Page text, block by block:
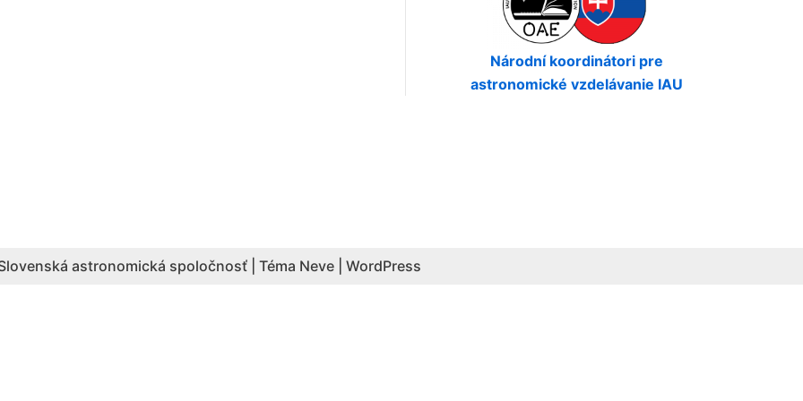
Národní koordinátori pre
astronomické vzdelávanie IAU
astronomická spoločnosť | Téma Neve WordPress